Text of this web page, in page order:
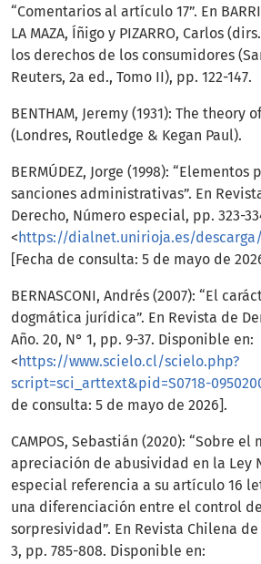
“Comentarios al artículo 17”. En
LA MAZA, Íñigo y PIZARRO, Carlos
los derechos de los consumidores
Reuters, 2a ed., Tomo II), pp. 122-147.
BENTHAM, Jeremy (1931): The theory
(Londres, Routledge & Kegan Paul).
BERMÚDEZ, Jorge (1998):
sanciones administrativas”. En
Derecho, Número especial, pp. 323-
< https://dialnet.unirioja.es/descarga/
[Fecha de consulta: 5 de mayo de
BERNASCONI, Andrés (2007): “El
dogmática jurídica”. En Revista de
Año. 20, N° 1, pp. 9-37. Disponible en:
< https://www.scielo.cl/scielo.php?
script=sci_arttext&pid=S0718-
de consulta: 5 de mayo de 2026].
CAMPOS, Sebastián (2020): “Sobre el
apreciación de abusividad en la Ley
especial referencia a su artículo 16
una diferenciación entre el control
sorpresividad”. En Revista Chilena de
3, pp. 785-808. Disponible en: